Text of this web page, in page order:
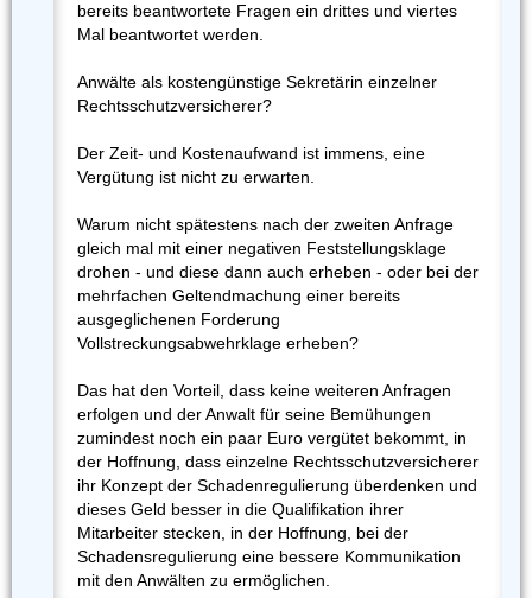
bereits beantwortete Fragen ein drittes und viertes
Mal beantwortet werden.
Anwälte als kostengünstige Sekretärin einzelner
Rechtsschutzversicherer?
Der Zeit- und Kostenaufwand ist immens, eine
Vergütung ist nicht zu erwarten.
Warum nicht spätestens nach der zweiten Anfrage
gleich mal mit einer negativen Feststellungsklage
drohen - und diese dann auch erheben - oder bei der
mehrfachen Geltendmachung einer bereits
ausgeglichenen Forderung
Vollstreckungsabwehrklage erheben?
Das hat den Vorteil, dass keine weiteren Anfragen
erfolgen und der Anwalt für seine Bemühungen
zumindest noch ein paar Euro vergütet bekommt, in
der Hoffnung, dass einzelne Rechtsschutzversicherer
ihr Konzept der Schadenregulierung überdenken und
dieses Geld besser in die Qualifikation ihrer
Mitarbeiter stecken, in der Hoffnung, bei der
Schadensregulierung eine bessere Kommunikation
mit den Anwälten zu ermöglichen.